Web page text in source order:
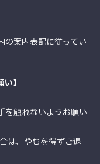
の案内表記に従ってい
】
を触れないようお願い
は、やむを得ずご退